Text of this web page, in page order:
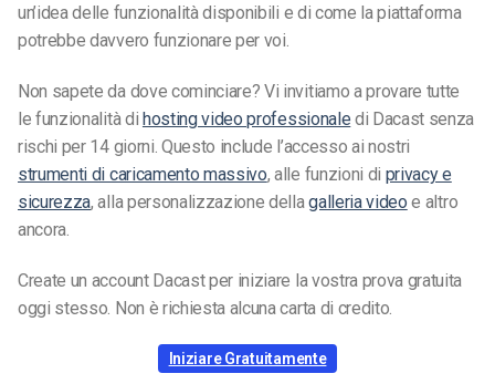
un’idea delle funzionalità disponibili e di come la piattaforma
potrebbe davvero funzionare per voi.
Non sapete da dove cominciare? Vi invitiamo a provare tutte
le funzionalità di hosting video professionale di Dacast senza
rischi per 14 giorni. Questo include l’accesso ai nostri
strumenti di caricamento massivo, alle funzioni di privacy e
sicurezza, alla personalizzazione dellagalleria video e altro
ancora.
Create un account Dacast per iniziare la vostra prova gratuita
oggi stesso. Non è richiesta alcuna carta di credito.
Iniziare Gratuitamente